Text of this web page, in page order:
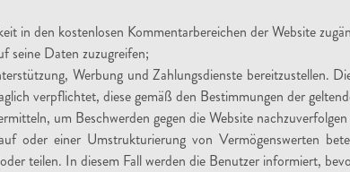
den kostenlosen Kommentarbereichen der Website
seine Daten zuzugreifen;
Werbung und Zahlungsdienste bereitzustellen.
verpflichtet, diese gemäß den Bestimmungen der
um Beschwerden gegen die Website
oder einer Umstrukturierung von Vermögenswerten
teilen. In diesem Fall werden die Benutzer informiert,